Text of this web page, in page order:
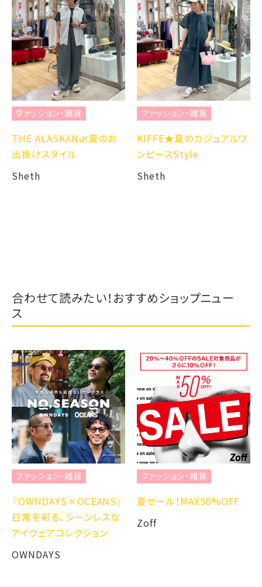
ファッション・雑貨
THE ALASKAN🌿夏のお
出掛けスタイル
Sheth
ファッション・雑貨
KIFFE★夏のカジュアルワ
ンピースStyle
Sheth
合わせて読みたい！おすすめショップニュー
ス
ファッション・雑貨
『OWNDAYS×OCEANS』
日常を彩る、シーンレスな
アイウェアコレクション
OWNDAYS
ファッション・雑貨
夏セール！MAX50%OFF
Zoff